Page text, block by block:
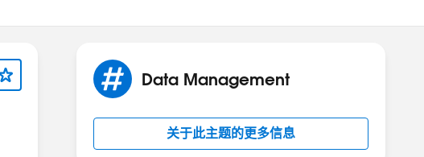
Data Management
关于此主题的更多信息